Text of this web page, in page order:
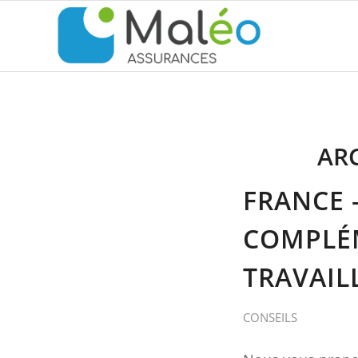
FRANCE
CONSEILS